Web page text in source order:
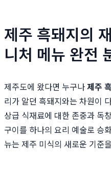
제주 흑돼지의
니처 메뉴 완전
제주도에 왔다면 누구나제주
리가 알던 흑돼지와는 차원이
상급 식재료에 대한 존중과 독
구이를 하나의 요리 예술로 승
뉴는 제주 미식의 새로운 기준